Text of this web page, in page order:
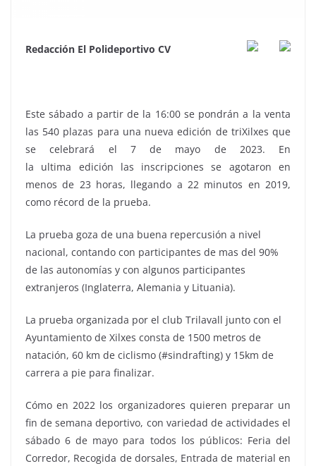
Redacción El Polideportivo CV
Este sábado a partir de la 16:00 se pondrán a la venta
las 540 plazas para una nueva edición de triXilxes que
se celebrará el 7 de mayo de 2023. En
la ultima edición las inscripciones se agotaron en
menos de 23 horas, llegando a 22 minutos en 2019,
como récord de la prueba.
La prueba goza de una buena repercusión a nivel
nacional, contando con participantes de mas del 90%
de las autonomías y con algunos participantes
extranjeros (Inglaterra, Alemania y Lituania).
La prueba organizada por el club Trilavall junto con el
Ayuntamiento de Xilxes consta de 1500 metros de
natación, 60 km de ciclismo (#sindrafting) y 15km de
carrera a pie para finalizar.
Cómo en 2022 los organizadores quieren preparar un
fin de semana deportivo, con variedad de actividades el
sábado 6 de mayo para todos los públicos: Feria del
Corredor, Recogida de dorsales, Entrada de material en